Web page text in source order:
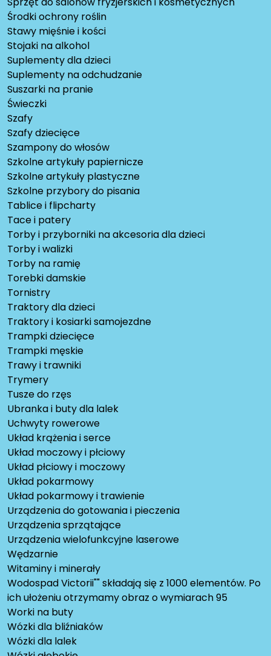
Środki ochrony roślin
Stawy mięśnie i kości
Stojaki na alkohol
Suplementy dla dzieci
Suplementy na odchudzanie
Suszarki na pranie
Świeczki
Szafy
Szafy dziecięce
Szampony do włosów
Szkolne artykuły papiernicze
Szkolne artykuły plastyczne
Szkolne przybory do pisania
Tablice i flipcharty
Tace i patery
Torby i przyborniki na akcesoria dla dzieci
Torby i walizki
Torby na ramię
Torebki damskie
Tornistry
Traktory dla dzieci
Traktory i kosiarki samojezdne
Trampki dziecięce
Trampki męskie
Trawy i trawniki
Trymery
Tusze do rzęs
Ubranka i buty dla lalek
Uchwyty rowerowe
Układ krążenia i serce
Układ moczowy i płciowy
Układ płciowy i moczowy
Układ pokarmowy
Układ pokarmowy i trawienie
Urządzenia do gotowania i pieczenia
Urządzenia sprzątające
Urządzenia wielofunkcyjne laserowe
Wędzarnie
Witaminy i minerały
Wodospad Victorii"" składają się z 1000 elementów. Po
ich ułożeniu otrzymamy obraz o wymiarach 95
Worki na buty
Wózki dla bliźniaków
Wózki dla lalek